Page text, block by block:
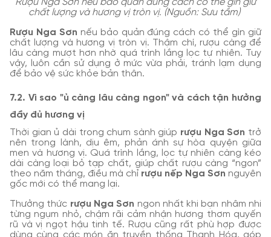
Rượu Nga Sơn nếu bảo quản đúng cách có thể gìn giữ
chất lượng và hương vị tròn vị. (Nguồn: Sưu tầm)
Rượu Nga Sơn nếu bảo quản đúng cách có thể gìn giữ
chất lượng và hương vị tròn vị. Thậm chí, rượu càng để
lâu càng mượt hơn nhờ quá trình lắng lọc tự nhiên. Tuy
vậy, luôn cần sử dụng ở mức vừa phải, tránh lạm dụng
để bảo vệ sức khỏe bản thân.
7.2. Vì sao "ủ càng lâu càng ngon" và cách tận hưởng
đầy đủ hương vị
Thời gian ủ dài trong chum sành giúp rượu Nga Sơn trở
nên trong lành, dịu êm, phản ánh sự hòa quyện giữa
men và hương vị. Quá trình lắng, lọc tự nhiên càng kéo
dài càng loại bỏ tạp chất, giúp chất rượu càng “ngon”
theo năm tháng, điều mà chỉ rượu nếp Nga Sơn nguyên
gốc mới có thể mang lại.
Thưởng thức rượu Nga Sơn ngon nhất khi bạn nhâm nhi
từng ngụm nhỏ, chậm rãi cảm nhận hương thơm quyến
rũ và vị ngọt hậu tinh tế. Rượu cũng rất phù hợp được
dùng cùng các món ăn truyền thống Thanh Hóa, góp